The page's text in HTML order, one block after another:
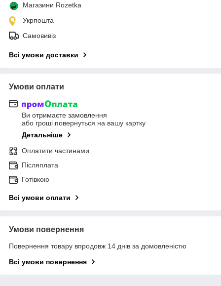
Магазини Rozetka
Укрпошта
Самовивіз
Всі умови доставки
Умови оплати
Ви отримаєте замовлення
або гроші повернуться на вашу картку
Детальніше
Оплатити частинами
Післяплата
Готівкою
Всі умови оплати
Умови повернення
Повернення товару впродовж 14 днів за домовленістю
Всі умови повернення